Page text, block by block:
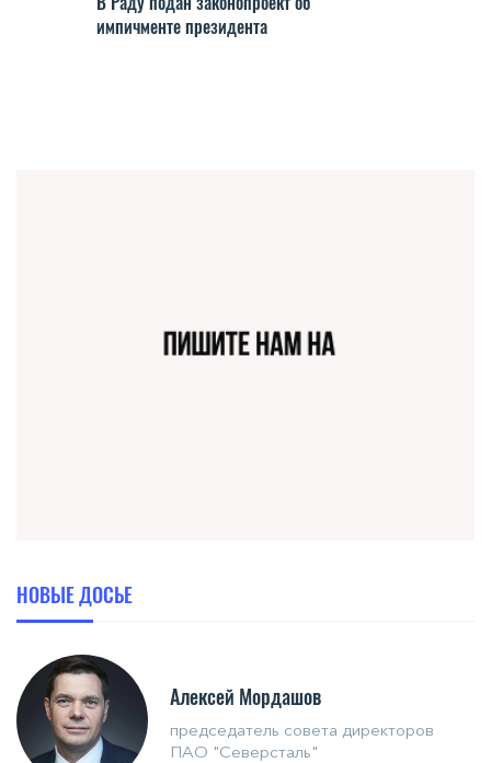
импичменте президента
НОВЫЕ ДОСЬЕ
Алексей Мордашов
председатель совета директоров
ПАО "Северсталь"